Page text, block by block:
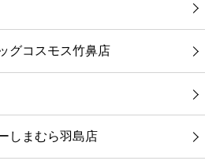
グコスモス竹鼻店
しまむら羽島店